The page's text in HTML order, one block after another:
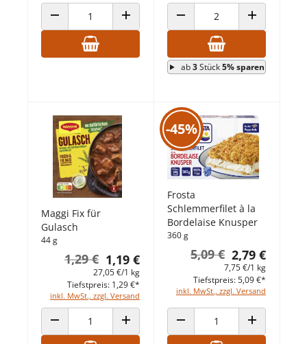
ANZAHL VERRINGERNANZAHL ERHÖHENANZAHL VERRINGERNANZAHL
ab3Stück5% sparen
Maggi Fix für
Gulasch
44 g
1,19 €
1,29 €
27,05 €/1 kg
inkl. MwSt., zzgl. Versand
Tiefstpreis: 1,29 €*
ANZAHL VERRINGERNANZAHL ERHÖHEN
-45%
Frosta
Schlemmerfilet à la
Bordelaise Knusper
360 g
2,79 €
5,09 €
7,75 €/1 kg
inkl. MwSt., zzgl. Versand
Tiefstpreis: 5,09 €*
ANZAHL VERRINGERNANZAHL